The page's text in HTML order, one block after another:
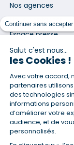
Continuer sans accepter
Salut c'est nous...
les Cookies !
Avec votre accord,
partenaires
des technologies
informations
d’améliorer votre
audience, et de
personnalisés.
Nos agences
Nous contacter
Espace presse
Inscrivez-
et nos
En vous abonnant,